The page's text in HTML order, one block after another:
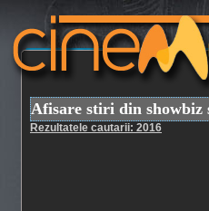
Afisare stiri din showbiz
Rezultatele cautarii: 2016